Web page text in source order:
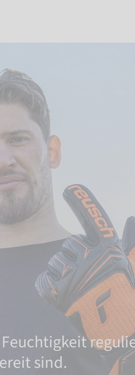
sind.